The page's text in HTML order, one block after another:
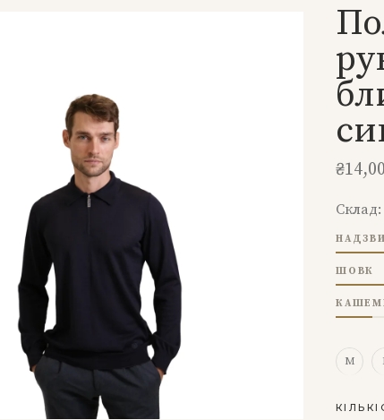
₴
Склад:
ШОВК
M
ПОЛО